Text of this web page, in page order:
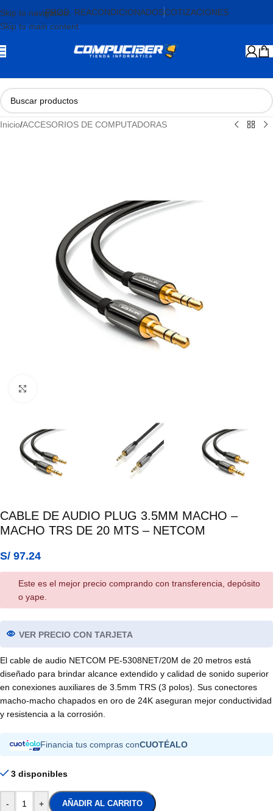
Skip to navigation
Skip to main content
PROD. REACONDICIONADOSCOTIZACIONES
Inicio/ACCESORIOS DE COMPUTADORAS
CABLE DE AUDIO PLUG 3.5MM MACHO –
MACHO TRS DE 20 MTS – NETCOM
S/ 97.24
Este es el mejor precio comprando con transferencia, depósito
o yape.
VER PRECIO CON TARJETA
El cable de audio NETCOM PE-5308NET/20M de 20 metros está
diseñado para brindar alcance extendido y calidad de sonido superior
en conexiones auxiliares de 3.5mm TRS (3 polos). Sus conectores
macho-macho chapados en oro de 24K aseguran mejor conductividad
y resistencia a la corrosión.
Financia tus compras conCUOTÉALO
3 disponibles
- + AÑADIR AL CARRITO